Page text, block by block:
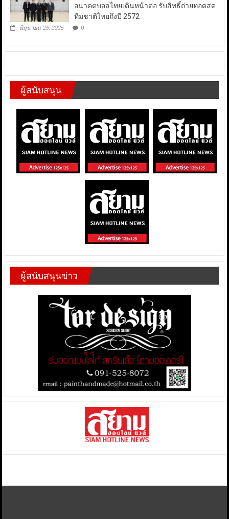
อนาคตบอลไทยเดินหน้าต่อ รับสิทธิ์ถ่ายทอดสด
ทีมชาติไทยถึงปี 2572
มิถุนายน 25, 2026 0
ผู้สนับสนุน
ผู้สนับสนุนข่าว